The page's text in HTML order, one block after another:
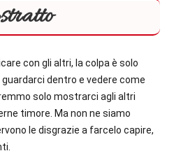
con gli altri, la colpa è solo
dentro e vedere come
solo mostrarci agli altri
timore. Ma non ne siamo
le disgrazie a farcelo capire,